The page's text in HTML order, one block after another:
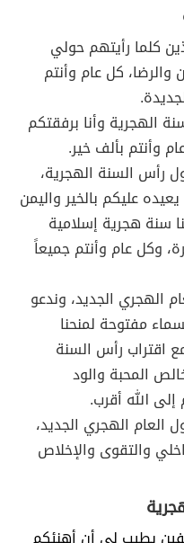
كلما رأيتهم حولي
والرضا، كل عام وأنتم
الهجرية وأنا برفقتكم
وأنتم بألف خير.
رأس السنة الهجرية،
عليكم بالخير واليمن
سنة هجرية إسلامية
وكل عام وأنتم جميعاً
الهجري الجديد، وندعو
مفتوحة لمنحنا
اقتراب رأس السنة
المحبة والود
إلى الله أقرب.
العام الهجري الجديد،
والتقوى والإخلاص